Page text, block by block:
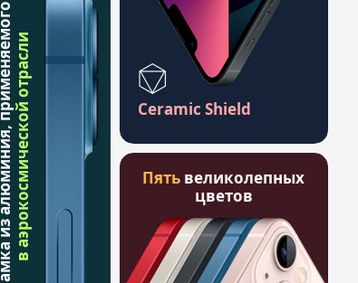
Рамка из алюминия, применяемогов аэрокосмической отрасли Ceramic Shield
Пять великолепных
цветов